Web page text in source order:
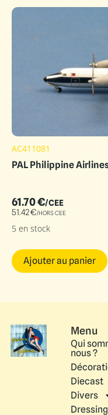
AC411081
PAL Philippine
61.70€/CEE
51.42€/HORS CEE
5 en stock
Ajouter au panier
Menu
Qui
nous ?
Diecast
Divers
Dressing